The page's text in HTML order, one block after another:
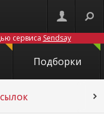
сервиса Sendsay
Подборки